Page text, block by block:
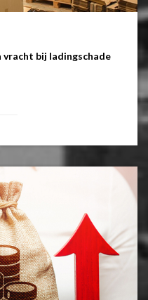
bij ladingschade